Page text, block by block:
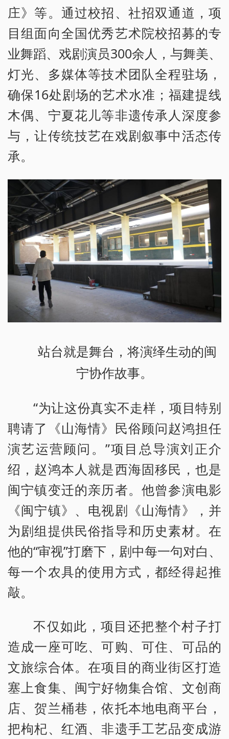
庄》等。通过校招、社招双通道，项
目组面向全国优秀艺术院校招募的专
业舞蹈、戏剧演员300余人，与舞美、
灯光、多媒体等技术团队全程驻场，
确保16处剧场的艺术水准；福建提线
木偶、宁夏花儿等非遗传承人深度参
与，让传统技艺在戏剧叙事中活态传
承。
站台就是舞台，将演绎生动的闽
宁协作故事。
“为让这份真实不走样，项目特别
聘请了《山海情》民俗顾问赵鸿担任
演艺运营顾问。”项目总导演刘正介
绍，赵鸿本人就是西海固移民，也是
闽宁镇变迁的亲历者。他曾参演电影
《闽宁镇》、电视剧《山海情》，并
为剧组提供民俗指导和历史素材。在
他的“审视”打磨下，剧中每一句对白、
每一个农具的使用方式，都经得起推
敲。
不仅如此，项目还把整个村子打
造成一座可吃、可购、可住、可品的
文旅综合体。在项目的商业街区打造
塞上食集、闽宁好物集合馆、文创商
店、贺兰桶巷，依托本地电商平台，
把枸杞、红酒、非遗手工艺品变成游